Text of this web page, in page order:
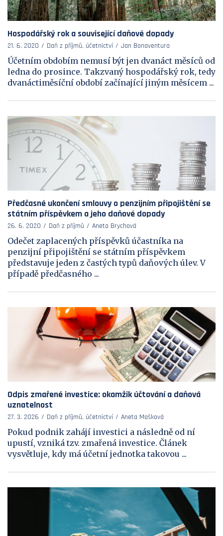
Hospodářský rok a související daňové dopady
21. 6. 2020 Daň z příjmů, účetnictví Jan Bonaventura
Účetním obdobím nemusí být jen dvanáct měsíců od
ledna do prosince. Takzvaný hospodářský rok, tedy
dvanáctiměsíční období začínající jiným měsícem ...
Předčasné ukončení smlouvy o penzijním připojištění se
státním příspěvkem a jeho daňové dopady
26. 6. 2020 Daň z příjmů Aneta Brychová
Odečet zaplacených příspěvků účastníka na
penzijní připojištění se státním příspěvkem
představuje jeden z častých typů daňových úlev. V
případě předčasného ...
Odpis zmařené investice: okamžik účtování a daňová
uznatelnost
27. 3. 2026 Daň z příjmů, účetnictví Aneta Mašková
Pokud podnik zahájí investici a následně od ní
upustí, vzniká tzv. zmařená investice. Článek
vysvětluje, kdy má účetní jednotka takovou ...